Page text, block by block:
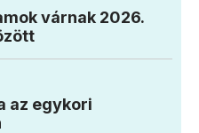
várnak 2026.
az egykori